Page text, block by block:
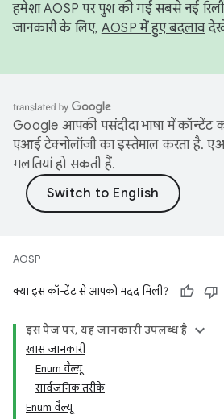
हमेशा AOSP पर पुश की गई सबसे नई
जानकारी के लिए, AOSP में हुए बदलाव
Google आपकी पसंदीदा भाषा में कॉन्टेंट
एआई टेक्नोलॉजी का इस्तेमाल करता है.
गलतियां हो सकती हैं.
AOSP
क्या इस कॉन्टेंट से आपको मदद मिली?
इस पेज पर, यह जानकारी उपलब्ध है
खास जानकारी
Enum वैल्यू
सार्वजनिक तरीके
Enum वैल्यू